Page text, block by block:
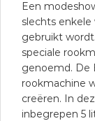
Een
slechts
gebruikt
speciale
genoemd. De
rookmachine
creëren. In
inbegrepen 5